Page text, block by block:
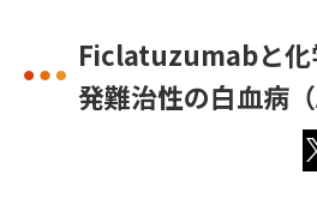
Ficlatuzumabと化
発難治性の白血病